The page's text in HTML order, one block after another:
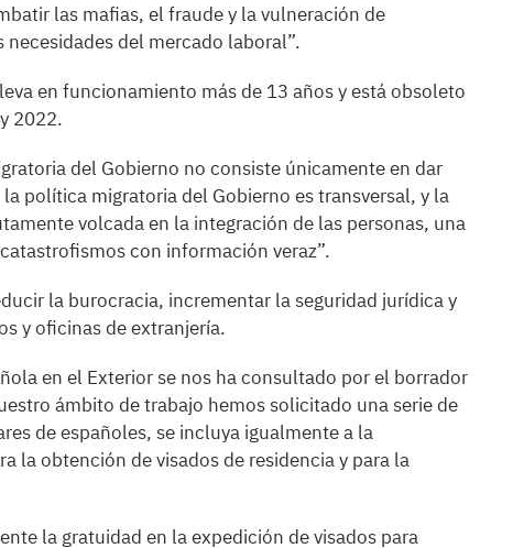
las mafias, el fraude y la vulneración de
del mercado laboral”.
en funcionamiento más de 13 años y está obsoleto
2022.
del Gobierno no consiste únicamente en dar
política migratoria del Gobierno es transversal, y la
volcada en la integración de las personas, una
con información veraz”.
la burocracia, incrementar la seguridad jurídica y
y oficinas de extranjería.
en el Exterior se nos ha consultado por el borrador
ámbito de trabajo hemos solicitado una serie de
de españoles, se incluya igualmente a la
la obtención de visados de residencia y para la
la gratuidad en la expedición de visados para